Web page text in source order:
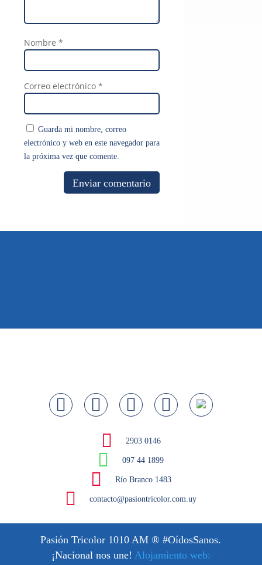
Nombre *
Correo electrónico *
Guarda mi nombre, correo
electrónico y web en este navegador para
la próxima vez que comente.
2903 0146
097 44 1899
Río Branco 1483
contacto@pasiontricolor.com.uy
Pasión Tricolor 1010 AM ® #OídosSanos.
¡Nacional nos une! Alojamiento web: